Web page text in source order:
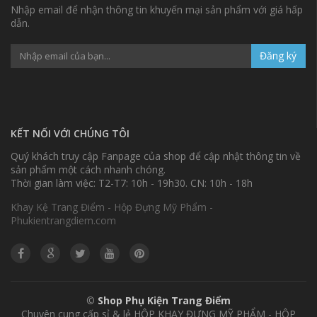
Nhập email để nhận thông tin khuyến mại sản phẩm với giá hấp
dẫn.
Đăng ký
KẾT NỐI VỚI CHÚNG TÔI
Quý khách truy cập Fanpage của shop để cập nhật thông tin về
sản phẩm một cách nhanh chóng.
Thời gian làm việc: T2-T7: 10h - 19h30. CN: 10h - 18h
Khay Kệ Trang Điểm - Hộp Đựng Mỹ Phẩm -
Phukientrangdiem.com
© Shop Phụ Kiện Trang Điểm
Chuyên cung cấp sỉ & lẻ HỘP KHAY ĐỰNG MỸ PHẨM - HỘP